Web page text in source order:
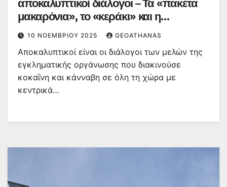
αποκαλυπτικοί διάλογοι – Τα «πακέτα
μακαρόνια», το «κεράκι» και η
«γλάστρα»
10 ΝΟΕΜΒΡΊΟΥ 2025 GEOATHANAS
Αποκαλυπτικοί είναι οι διάλογοι των μελών της
εγκληματικής οργάνωσης που διακινούσε
κοκαΐνη και κάνναβη σε όλη τη χώρα με
κεντρικά…